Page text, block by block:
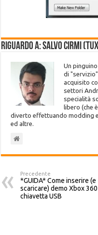
Riguardo a: Salvo Cirmi
Un
di
acquisito
settori
specialità
libero (che
diverto effettuando modding
ed altre.
Precedente
*GUIDA* Come inserire (e
scaricare) demo Xbox
chiavetta USB